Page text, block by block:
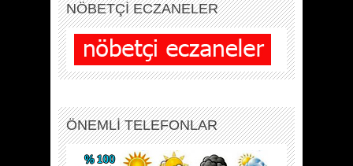
NÖBETÇİ ECZANELER
ÖNEMLİ TELEFONLAR